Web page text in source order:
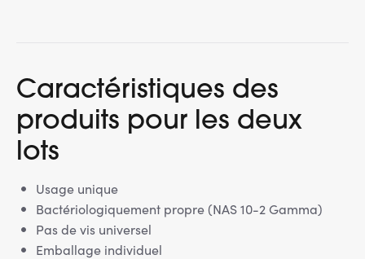
Caractéristiques des
produits pour les deux
lots
Usage unique
Bactériologiquement propre (NAS 10-2 Gamma)
Pas de vis universel
Emballage individuel